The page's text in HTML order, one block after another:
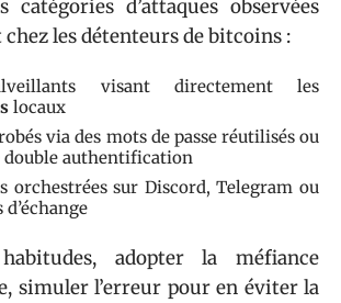
catégories d’attaques observées
les détenteurs de bitcoins :
visant directement les
locaux
via des mots de passe réutilisés ou
double authentification
orchestrées sur Discord, Telegram ou
adopter la méfiance
simuler l’erreur pour en éviter la